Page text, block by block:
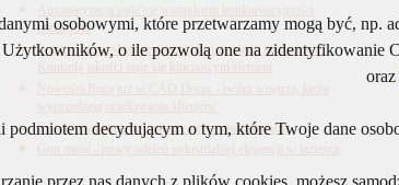
Automatyzacja staje się warunkiem konkurencyjności
przemysłu
Polski przemysł coraz więcej płaci za błędy jakościowe.
Kontrola jakości staje się kluczowym element
Nowości Roca już w CAD Decor - twórz wnętrza, które
wyprzedzają oczekiwania klientów
Smartfony pancerne znalazły nowe zastosowania
osobowymi, które przetwarzamy mogą być,
o ile pozwolą one na zidentyfikowanie
oraz
podmiotem decydującym o tym, które Twoje dane
przez nas danych z plików cookies, możesz